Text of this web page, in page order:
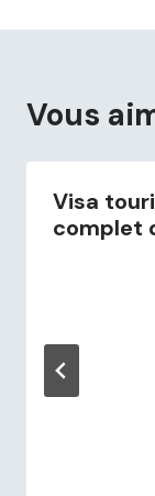
Vous
Visa
complet